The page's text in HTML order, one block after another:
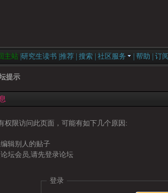
主站 研究生读书 推荐 搜索 社区服务 帮助 订
提示
权限访问此页面，可能有如下几个原因:
辑别人的贴子
坛会员,请先登录论坛
登录